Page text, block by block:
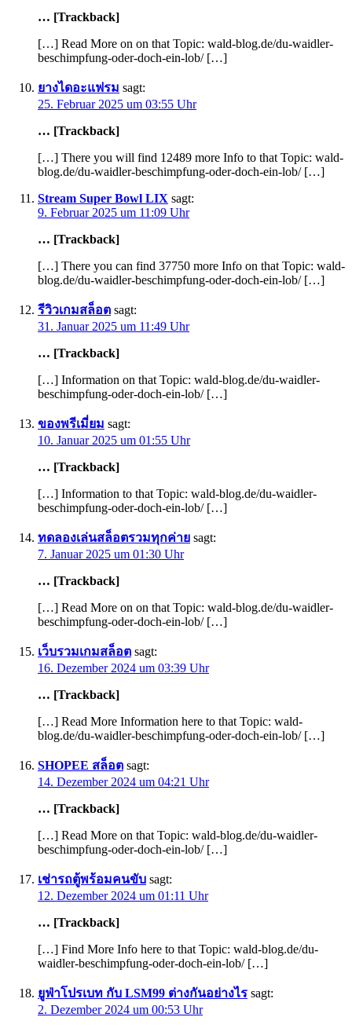
… [Trackback]
[…] Read More on on that Topic: wald-blog.de/du-waidler-
beschimpfung-oder-doch-ein-lob/ […]
ยางไดอะแฟรม sagt:
25. Februar 2025 um 03:55 Uhr
… [Trackback]
[…] There you will find 12489 more Info to that Topic: wald-
blog.de/du-waidler-beschimpfung-oder-doch-ein-lob/ […]
Stream Super Bowl LIX sagt:
9. Februar 2025 um 11:09 Uhr
… [Trackback]
[…] There you can find 37750 more Info on that Topic: wald-
blog.de/du-waidler-beschimpfung-oder-doch-ein-lob/ […]
รีวิวเกมสล็อต sagt:
31. Januar 2025 um 11:49 Uhr
… [Trackback]
[…] Information on that Topic: wald-blog.de/du-waidler-
beschimpfung-oder-doch-ein-lob/ […]
ของพรีเมี่ยม sagt:
10. Januar 2025 um 01:55 Uhr
… [Trackback]
[…] Information to that Topic: wald-blog.de/du-waidler-
beschimpfung-oder-doch-ein-lob/ […]
ทดลองเล่นสล็อตรวมทุกค่าย sagt:
7. Januar 2025 um 01:30 Uhr
… [Trackback]
[…] Read More on on that Topic: wald-blog.de/du-waidler-
beschimpfung-oder-doch-ein-lob/ […]
เว็บรวมเกมสล็อต sagt:
16. Dezember 2024 um 03:39 Uhr
… [Trackback]
[…] Read More Information here to that Topic: wald-
blog.de/du-waidler-beschimpfung-oder-doch-ein-lob/ […]
SHOPEE สล็อต sagt:
14. Dezember 2024 um 04:21 Uhr
… [Trackback]
[…] Read More on that Topic: wald-blog.de/du-waidler-
beschimpfung-oder-doch-ein-lob/ […]
เช่ารถตู้พร้อมคนขับ sagt:
12. Dezember 2024 um 01:11 Uhr
… [Trackback]
[…] Find More Info here to that Topic: wald-blog.de/du-
waidler-beschimpfung-oder-doch-ein-lob/ […]
ยูฟ่าโปรเบท กับ LSM99 ต่างกันอย่างไร sagt:
2. Dezember 2024 um 00:53 Uhr